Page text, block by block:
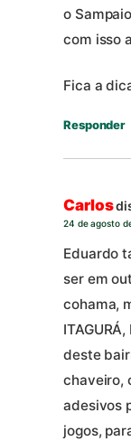
o
com isso
Fica a
Responder
Carlos
24 de agosto
Eduardo
ser em
cohama,
deste
chaveiro,
adesivos
jogos,